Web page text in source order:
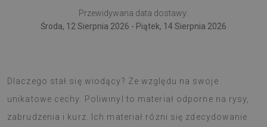
Przewidywana data dostawy:
Środa, 12 Sierpnia 2026 - Piątek, 14 Sierpnia 2026
Dlaczego stał się wiodący? Ze względu na swoje
unikatowe cechy. Poliwinyl to materiał odporne na rysy,
zabrudzenia i kurz. Ich materiał różni się zdecydowanie